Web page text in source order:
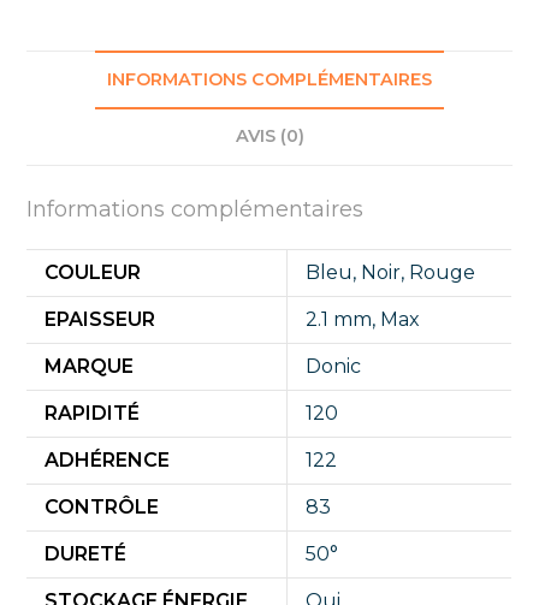
INFORMATIONS COMPLÉMENTAIRES
AVIS (0)
Informations complémentaires
COULEUR Bleu, Noir, Rouge
EPAISSEUR 2.1 mm, Max
MARQUE Donic
RAPIDITÉ 120
ADHÉRENCE 122
CONTRÔLE 83
DURETÉ 50°